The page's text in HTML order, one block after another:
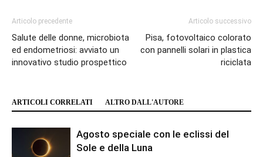
Articolo precedente
Salute delle donne, microbiota
ed endometriosi: avviato un
innovativo studio prospettico
Articolo successivo
Pisa, fotovoltaico colorato
con pannelli solari in plastica
riciclata
ARTICOLI CORRELATI ALTRO DALL'AUTORE
Agosto speciale con le eclissi del
Sole e della Luna